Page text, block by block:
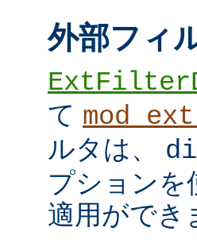
外部フィ
て
ルタは、
プションを
適用ができ